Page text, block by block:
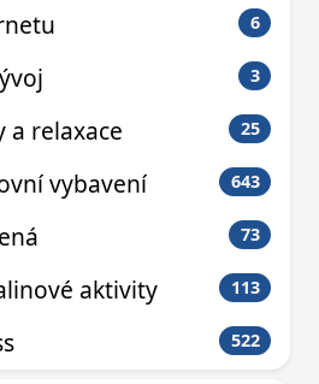
6
3
a relaxace 25
vybavení 643
73
aktivity 113
522